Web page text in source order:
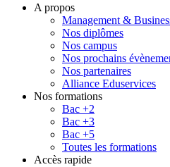
A propos
Management &
Nos diplômes
Nos campus
Nos prochains
Nos partenaires
Alliance Eduservices
Nos formations
Bac +2
Bac +3
Bac +5
Toutes les formations
Accès rapide